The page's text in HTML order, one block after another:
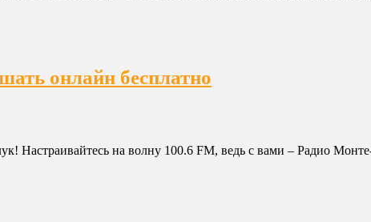
онлайн бесплатно
Настраивайтесь на волну 100.6 FM, ведь с вами – Радио